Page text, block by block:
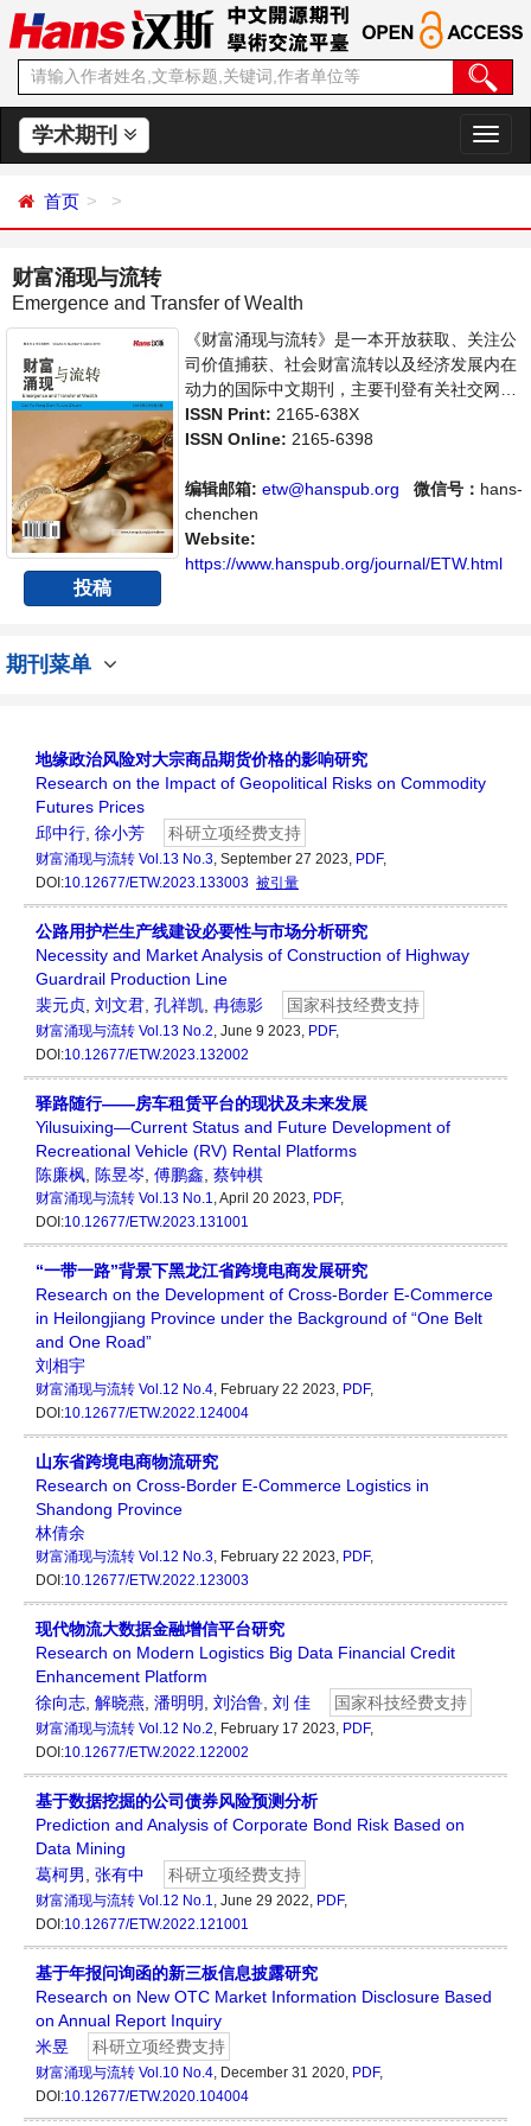
学术期刊
切
换
首页
财富涌现与流转
Emergence and Transfer of Wealth
投稿
《财富涌现与流转》是一本开放获取、关注公
司价值捕获、社会财富流转以及经济发展内在
动力的国际中文期刊，主要刊登有关社交网络
中的价值链、病毒式营销、互联网服务的价值
捕获等领域的论文，反映国内外该领域的最新
导科学，繁荣学术，集学术性、思想性为一
体，旨在为世界范围内的科学家、学者、科研
人员提供一个传播、分享和讨论该领域内不同
方向问题与发展的交流平台。
ISSN Print: 2165-638X
ISSN Online: 2165-6398
编辑邮箱: etw@hanspub.org 微信号： hans-
chenchen
Website:
https://www.hanspub.org/journal/ETW.html
期刊菜单
地缘政治风险对大宗商品期货价格的影响研究
Research on the Impact of Geopolitical Risks on Commodity
Futures Prices
邱中行 徐小芳 科研立项经费支持
财富涌现与流转 Vol.13 No.3, September 27 2023, PDF,
DOI:10.12677/ETW.2023.133003 被引量
公路用护栏生产线建设必要性与市场分析研究
Necessity and Market Analysis of Construction of Highway
Guardrail Production Line
裴元贞 刘文君 孔祥凯 冉德影 国家科技经费支持
财富涌现与流转 Vol.13 No.2, June 9 2023, PDF,
DOI:10.12677/ETW.2023.132002
驿路随行——房车租赁平台的现状及未来发展
Yilusuixing—Current Status and Future Development of
Recreational Vehicle (RV) Rental Platforms
陈廉枫
陈昱岑 傅鹏鑫 蔡钟棋
财富涌现与流转 Vol.13 No.1, April 20 2023, PDF,
DOI:10.12677/ETW.2023.131001
“一带一路”背景下黑龙江省跨境电商发展研究
Research on the Development of Cross-Border E-Commerce
in Heilongjiang Province under the Background of “One Belt
and One Road”
刘相宇
财富涌现与流转 Vol.12 No.4, February 22 2023, PDF,
DOI:10.12677/ETW.2022.124004
山东省跨境电商物流研究
Research on Cross-Border E-Commerce Logistics in
Shandong Province
林倩余
财富涌现与流转 Vol.12 No.3, February 22 2023, PDF,
DOI:10.12677/ETW.2022.123003
现代物流大数据金融增信平台研究
Research on Modern Logistics Big Data Financial Credit
Enhancement Platform
徐向志 解晓燕 潘明明 刘治鲁 刘 佳 国家科技经费支持
财富涌现与流转 Vol.12 No.2, February 17 2023, PDF,
DOI:10.12677/ETW.2022.122002
基于数据挖掘的公司债券风险预测分析
Prediction and Analysis of Corporate Bond Risk Based on
Data Mining
葛柯男
张有中 科研立项经费支持
财富涌现与流转 Vol.12 No.1, June 29 2022, PDF,
DOI:10.12677/ETW.2022.121001
基于年报问询函的新三板信息披露研究
Research on New OTC Market Information Disclosure Based
on Annual Report Inquiry
米昱
科研立项经费支持
财富涌现与流转 Vol.10 No.4, December 31 2020, PDF,
DOI:10.12677/ETW.2020.104004